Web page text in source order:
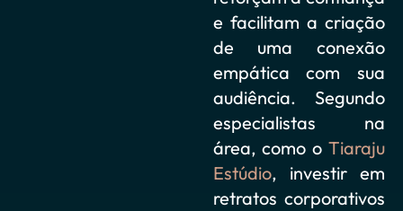
e facilitam a criação
de uma conexão
empática com sua
audiência. Segundo
especialistas na
área, como o Tiaraju
Estúdio, investir em
retratos corporativos